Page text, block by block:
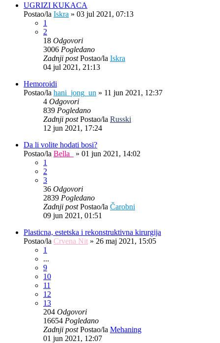
UGRIZI KUKACA
Postao/la Iskra » 03 jul 2021, 07:13
1
2
18 Odgovori
3006 Pogledano
Zadnji postPostao/la Iskra
04 jul 2021, 21:13
Hemoroidi
Postao/la hani_jong_un » 11 jun 2021, 12:37
4 Odgovori
839 Pogledano
Zadnji postPostao/la Russki
12 jun 2021, 17:24
Da li volite hodati bosi?
Postao/la Bella_ » 01 jun 2021, 14:02
1
2
3
36 Odgovori
2839 Pogledano
Zadnji postPostao/la Čarobni
09 jun 2021, 01:51
Plasticna, estetska i rekonstruktivna kirurgija
Postao/la Crvena Nit » 26 maj 2021, 15:05
1
...
9
10
11
12
13
204 Odgovori
16654 Pogledano
Zadnji postPostao/la Mehaning
01 jun 2021, 12:07